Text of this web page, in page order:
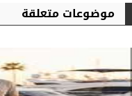
موضوعات متعلقة